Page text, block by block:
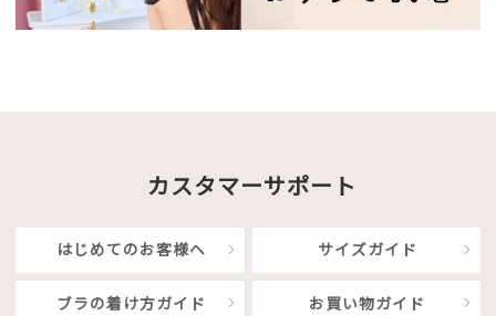
カスタマーサポート
はじめてのお客様へ サイズガイド
ブラの着け方ガイド お買い物ガイド